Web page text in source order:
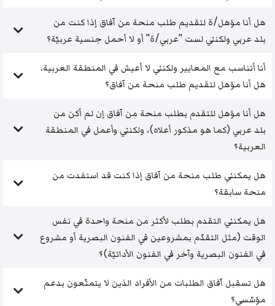
هل أنا مؤهل/ة لتقديم طلب منحة من آفاق إذا كنت من
بلد عربي ولكنني لست "عربي/ة" أو لا أحمل جنسية عربيّة؟
أنا أتناسب مع المعايير ولكنني لا أعيش في المنطقة العربية.
هل أنا مؤهل لتقديم طلب منحة من آفاق؟
هل أنا مؤهل للتقدم بطلب منحة من آفاق إن لم أكن من
بلد عربي (كما هو مذكور أعلاه)، ولكنني وأعمل في المنطقة
العربية؟
هل يمكنني طلب منحة من آفاق إذا كنت قد استفدت من
منحة سابقة؟
هل يمكنني التقدم بطلب لأكثر من منحة واحدة في نفس
الوقت (مثل التقدّم بمشروعين في الفنون البصرية أو مشروع
في الفنون البصرية وآخر في الفنون الأدائيّة)؟
هل تسقبل آفاق الطلبات من الأفراد الذين لا يتمتّعون بدعم
مؤسّسي؟